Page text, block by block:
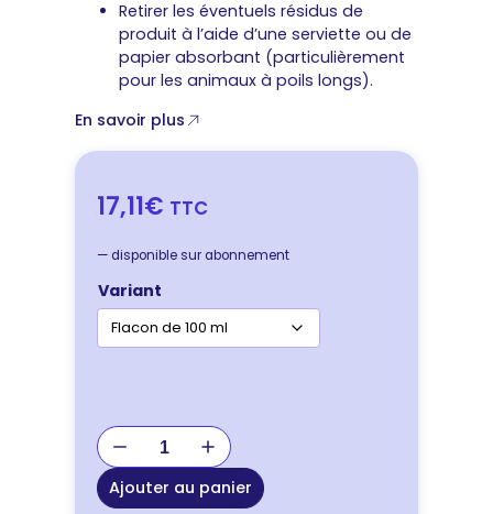
Retirer les éventuels résidus de
produit à l’aide d’une serviette ou de
papier absorbant (particulièrement
pour les animaux à poils longs).
En savoir plus
17,11€ TTC
— disponible sur abonnement
Variant
quantité
de
Dermoscent
Massage
Ajouter au panier